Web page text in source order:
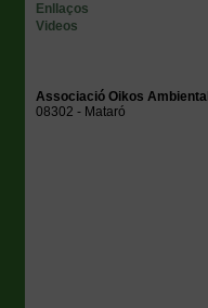
Enllaços
Videos
Associació Oikos Ambiental
08302 - Mataró